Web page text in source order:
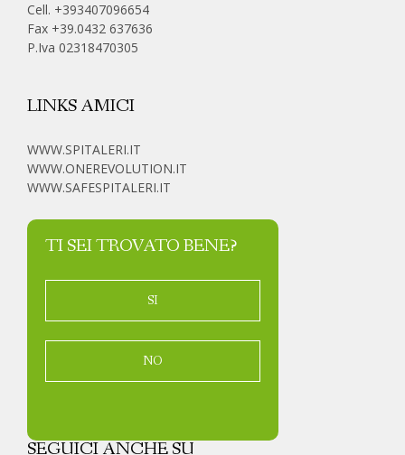
Cell. +393407096654
Fax +39.0432 637636
P.Iva 02318470305
LINKS AMICI
WWW.SPITALERI.IT
WWW.ONEREVOLUTION.IT
WWW.SAFESPITALERI.IT
TI SEI TROVATO BENE?
SI
NO
SEGUICI ANCHE SU